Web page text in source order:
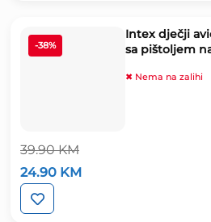
-38%
39.90KM
Izvorna
cijena
bila
je:
24.90 KM
Intex dječji
sa pištoljem
✖ Nema na zalihi